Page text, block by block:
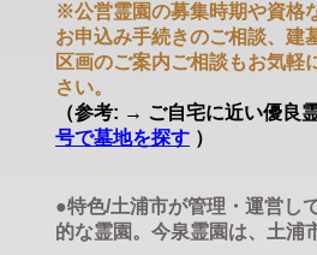
※公営霊園の募集時期や資格
お申込み手続きのご相談、建
区画のご案内ご相談もお気軽
さい。
（参考: → ご自宅に近い優良
号で墓地を探す ）
●特色/土浦市が管理・運営し
的な霊園。今泉霊園は、土浦